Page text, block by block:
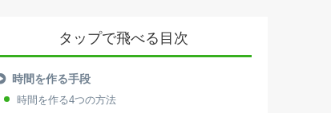
タップで飛べる目次
時間を作る手段
時間を作る4つの方法